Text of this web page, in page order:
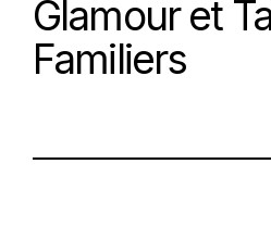
Glamour et
Familiers